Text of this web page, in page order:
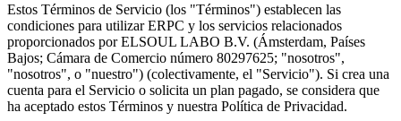
Estos Términos de Servicio (los "Términos") establecen las
condiciones para utilizar ERPC y los servicios relacionados
proporcionados por ELSOUL LABO B.V. (Ámsterdam, Países
Bajos; Cámara de Comercio número 80297625; "nosotros",
"nosotros", o "nuestro") (colectivamente, el "Servicio"). Si crea una
cuenta para el Servicio o solicita un plan pagado, se considera que
ha aceptado estos Términos y nuestra Política de Privacidad.